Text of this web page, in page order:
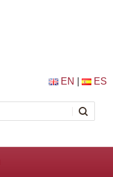
EN ES